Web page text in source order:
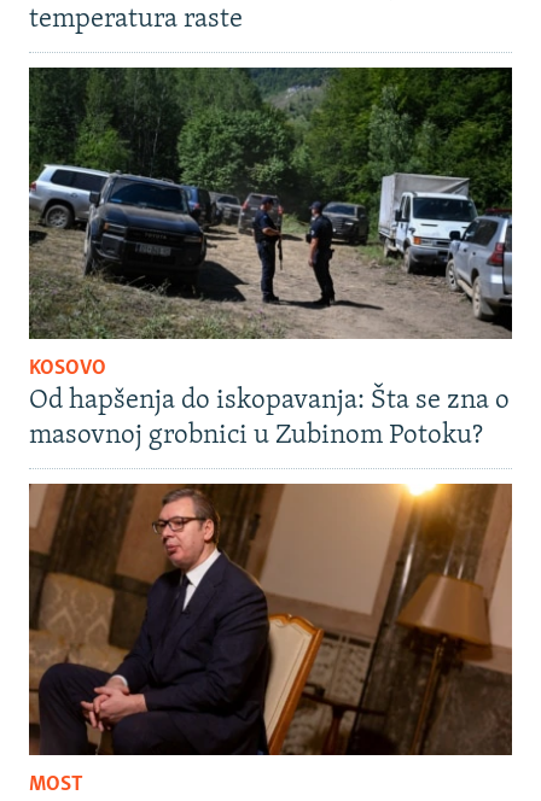
temperatura raste
KOSOVO
Od hapšenja do iskopavanja: Šta se zna o
masovnoj grobnici u Zubinom Potoku?
MOST